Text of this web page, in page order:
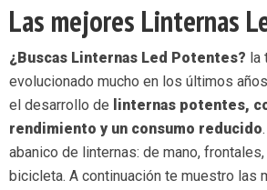
Las mejores Linternas
¿Buscas Linternas Led Potentes? la
evolucionado mucho en los últimos
el desarrollo de linternas potentes,
rendimiento y un consumo reducido
abanico de linternas: de mano,
bicicleta. A continuación te muestro las